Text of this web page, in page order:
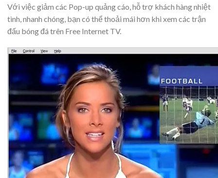
Với việc giảm các Pop-up quảng cáo, hỗ trợ khách hàng nhiệt
tình, nhanh chóng, bạn có thể thoải mái hơn khi xem các trận
đấu bóng đá trên Free Internet TV.